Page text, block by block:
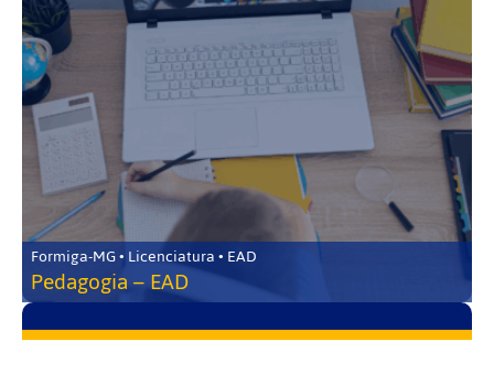
Formiga-MG • Licenciatura • EAD
Pedagogia – EAD